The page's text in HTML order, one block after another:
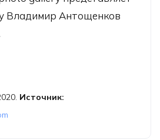
Владимир Антощенков
выставка Владимир
Источник: